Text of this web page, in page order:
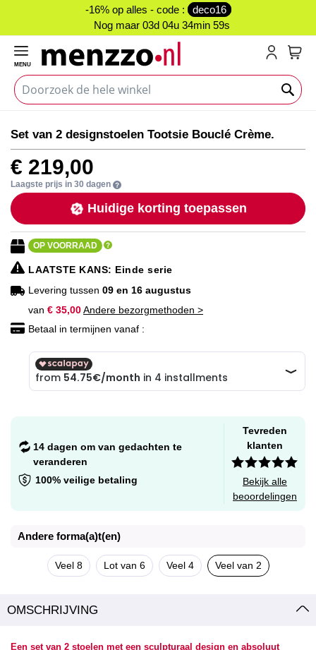
-16% op alles - code :
deco16
Nog maar 03d 04u 34min 59s
MENU
naar
het
einde
van
de
afbeeldingen-
gallerij
naar
het
begin
van
de
afbeeldingen-
gallerij
Set van 2 designstoelen Tootsie Bouclé Crème.
€ 219,00
Laagste prijs in 30 dagen
Huidige korting toepassen
OP VOORRAAD
LAATSTE KANS: Einde serie
Levering tussen 09 en 16 augustus
van € 35,00Andere bezorgmethoden >
Betaal in termijnen vanaf :
14 dagen om van gedachten te
veranderen
100% veilige betaling
Tevreden
klanten
Bekijk alle
beoordelingen
Andere forma(a)t(en)
Veel 8 Lot van 6 Veel 4 Veel van 2
OMSCHRIJVING
Een set van 2 stoelen met een sculpturaal design en absoluut